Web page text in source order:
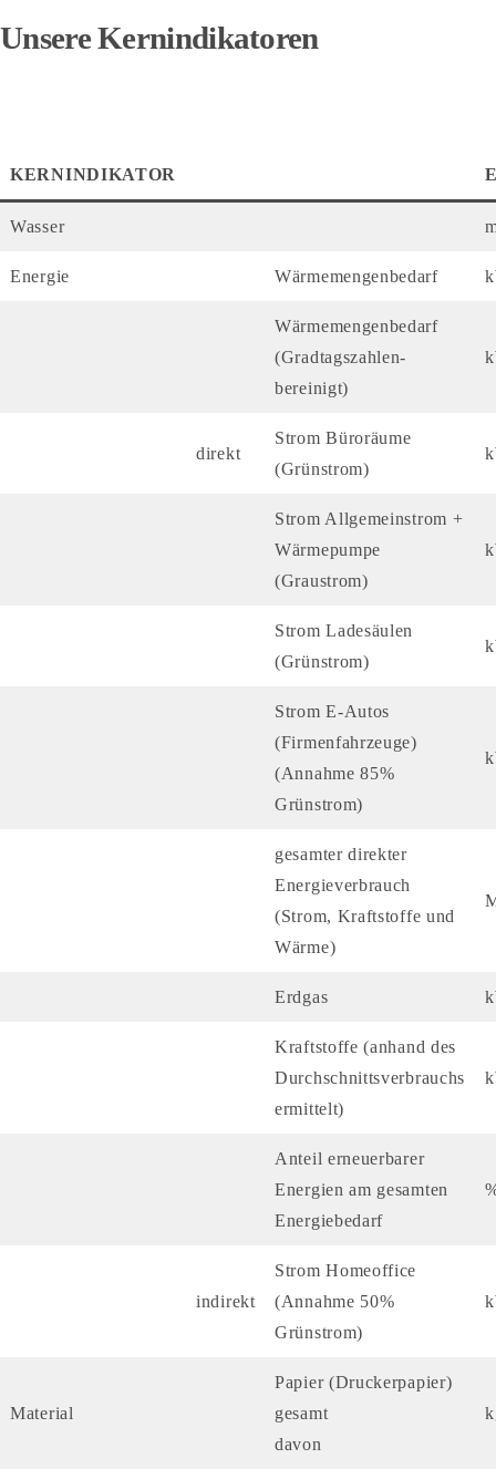
Unsere Kernindikatoren
KERNINDIKATOR
Wasser
Energie Wärmemengenbedarf
Wärmemengenbedarf
(Gradtagszahlen-
bereinigt)
direkt
Strom Büroräume
(Grünstrom)
Strom Allgemeinstrom +
Wärmepumpe
(Graustrom)
Strom Ladesäulen
(Grünstrom)
Strom E-Autos
(Firmenfahrzeuge)
(Annahme 85%
Grünstrom)
gesamter direkter
Energieverbrauch
(Strom, Kraftstoffe und
Wärme)
Erdgas
Kraftstoffe (anhand des
Durchschnittsverbrauchs
ermittelt)
Anteil erneuerbarer
Energien am gesamten
Energiebedarf
indirekt
Strom Homeoffice
(Annahme 50%
Grünstrom)
Material
Papier (Druckerpapier)
gesamt
davon